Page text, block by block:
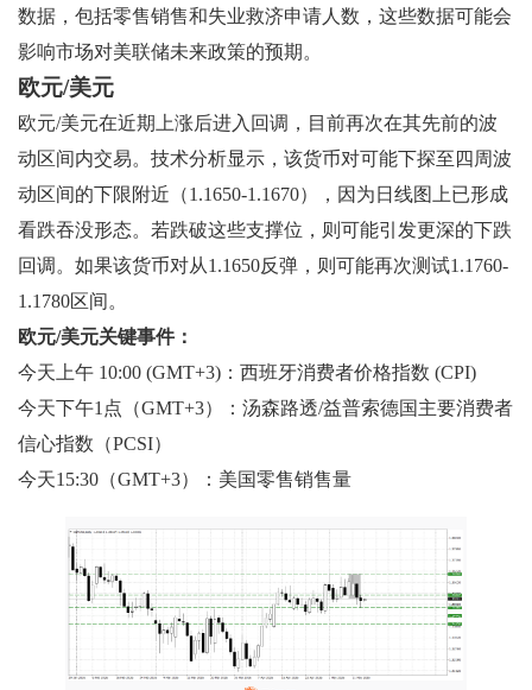
数据，包括零售销售和失业救济申请人数，这些数据可能会
影响市场对美联储未来政策的预期。
欧元/美元
欧元/美元在近期上涨后进入回调，目前再次在其先前的波
动区间内交易。技术分析显示，该货币对可能下探至四周波
动区间的下限附近（1.1650-1.1670），因为日线图上已形成
看跌吞没形态。若跌破这些支撑位，则可能引发更深的下跌
回调。如果该货币对从1.1650反弹，则可能再次测试1.1760-
1.1780区间。
欧元/美元关键事件：
今天上午 10:00 (GMT+3)：西班牙消费者价格指数 (CPI)
今天下午1点（GMT+3）：汤森路透/益普索德国主要消费者
信心指数（PCSI）
今天15:30（GMT+3）：美国零售销售量